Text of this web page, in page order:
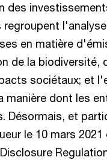
regroupent
en matière
de la biodiversité,
sociétaux; et
manière dont les
Désormais, et
le 10 mars 2021